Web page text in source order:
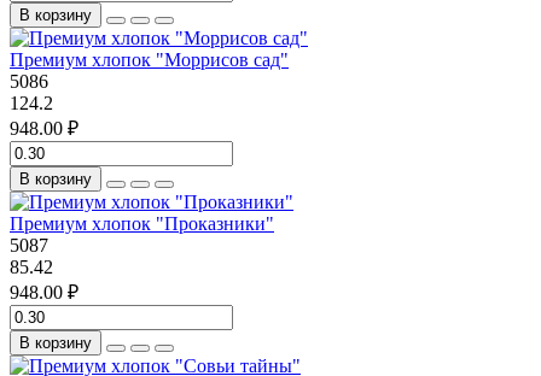
В корзину
Премиум хлопок "Моррисов сад"
5086
124.2
948.00 ₽
В корзину
Премиум хлопок "Проказники"
5087
85.42
948.00 ₽
В корзину